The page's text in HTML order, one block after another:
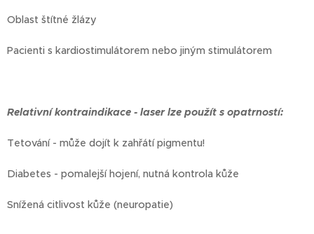
Oblast štítné žlázy
Pacienti s kardiostimulátorem nebo jiným stimulátorem
Relativní kontraindikace - laser lze použít s opatrností:
Tetování - může dojít k zahřátí pigmentu!
Diabetes - pomalejší hojení, nutná kontrola kůže
Snížená citlivost kůže (neuropatie)